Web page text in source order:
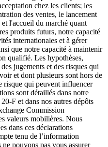
chez les clients; les
des ventes, le lancement
l'accueil du marché quant
produits futurs, notre capacité
internationales et à gérer
que notre capacité à maintenir
qualifié. Les hypothèses,
jugements et des risques qui
et dont plusieurs sont hors de
risque qui peuvent influencer
sont détaillés dans notre
F et dans nos autres dépôts
Commission
valeurs mobilières. Nous
dans ces déclarations
tenu de l’information
pouvons pas vous assurer